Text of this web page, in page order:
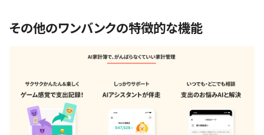
その他のワンバンクの特徴的な機能